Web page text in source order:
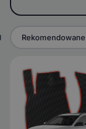
Rekomendowane